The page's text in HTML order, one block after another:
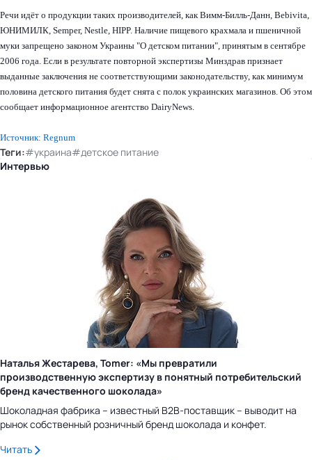
Речи идёт о продукции таких производителей, как Вимм-Билль-Данн, Bebivita,
ЮНИМИЛК, Semper, Nestle, HIPP. Наличие пищевого крахмала и пшеничной
муки запрещено законом Украины "О детском питании", принятым в сентябре
2006 года. Если в результате повторной экспертизы Минздрав признает
выданные заключения не соответствующими законодательству, как минимум
половина детского питания будет снята с полок украинских магазинов. Об этом
сообщает информационное агентство DairyNews.
Источник: Regnum
Теги:#украина#детское питание
Интервью
Наталья Жестарева, Tomer: «Мы превратили
производственную экспертизу в понятный потребительский
бренд качественного шоколада»
Шоколадная фабрика – известный B2B-поставщик – выводит на
рынок собственный розничный бренд шоколада и конфет.
Читать